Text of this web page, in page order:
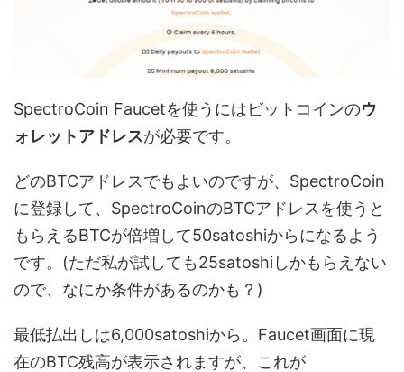
SpectroCoin Faucetを使うにはビットコインのウ
ォレットアドレスが必要です。
どのBTCアドレスでもよいのですが、SpectroCoin
に登録して、SpectroCoinのBTCアドレスを使うと
もらえるBTCが倍増して50satoshiからになるよう
です。(ただ私が試しても25satoshiしかもらえない
ので、なにか条件があるのかも？)
最低払出しは6,000satoshiから。Faucet画面に現
在のBTC残高が表示されますが、これが